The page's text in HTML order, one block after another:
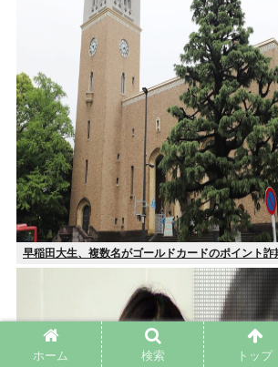
早稲田大生、複数名がゴールドカードのポイント詐
ホーム 検索 トップ